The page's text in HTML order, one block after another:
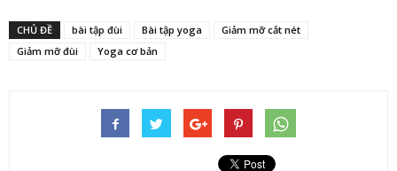
CHỦ ĐỀ bài tập đùi Bài tập yoga
Giảm mỡ cắt nét
Giảm mỡ đùi
Yoga cơ bản